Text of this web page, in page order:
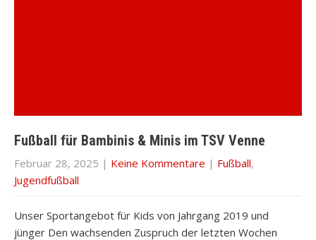
Fußball für Bambinis & Minis im TSV Venne
Februar 28, 2025 | Keine Kommentare | Fußball,
Jugendfußball
Unser Sportangebot für Kids von Jahrgang 2019 und
jünger Den wachsenden Zuspruch der letzten Wochen